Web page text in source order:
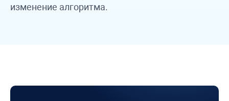
изменение алгоритма.